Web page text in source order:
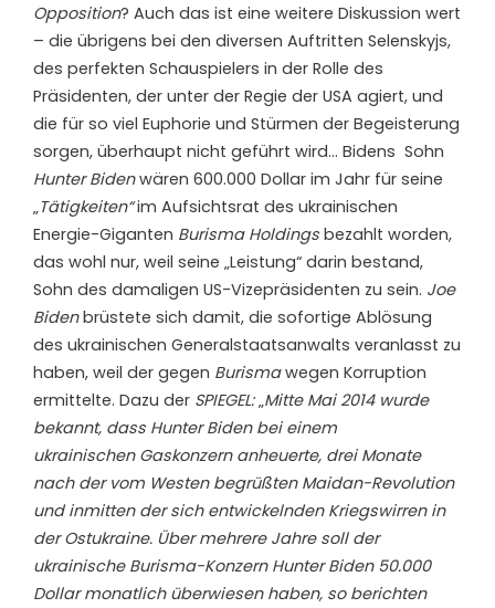
Opposition? Auch das ist eine weitere Diskussion wert
– die übrigens bei den diversen Auftritten Selenskyjs,
des perfekten Schauspielers in der Rolle des
Präsidenten, der unter der Regie der USA agiert, und
die für so viel Euphorie und Stürmen der Begeisterung
sorgen, überhaupt nicht geführt wird… Bidens Sohn
Hunter Bidenwären 600.000 Dollar im Jahr für seine
„Tätigkeiten“im Aufsichtsrat des ukrainischen
Energie-Giganten Burisma Holdings bezahlt worden,
das wohl nur, weil seine „Leistung“ darin bestand,
Sohn des damaligen US-Vizepräsidenten zu sein. Joe
Bidenbrüstete sich damit, die sofortige Ablösung
des ukrainischen Generalstaatsanwalts veranlasst zu
haben, weil der gegen Burismawegen Korruption
ermittelte. Dazu der SPIEGEL:„Mitte Mai 2014 wurde
bekannt, dass Hunter Biden bei einem
ukrainischen Gaskonzern anheuerte, drei Monate
nach der vom Westen begrüßten Maidan-Revolution
und inmitten der sich entwickelnden Kriegswirren in
der Ostukraine. Über mehrere Jahre soll der
ukrainische Burisma-Konzern Hunter Biden 50.000
Dollar monatlich überwiesen haben, so berichten